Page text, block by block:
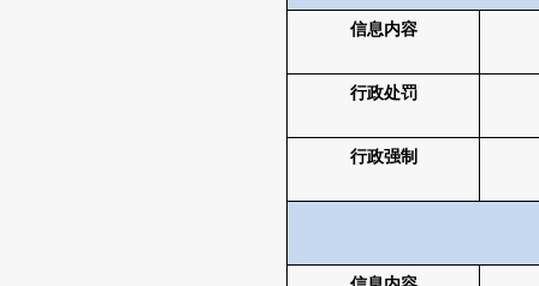
信息内容
行政处罚
行政强制